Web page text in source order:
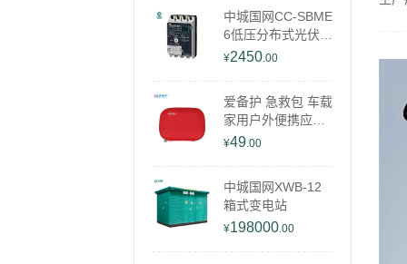
中城国网CC-SBME
6低压分布式光伏开
关
¥2450.00
爱备护 急救包 车载
家用户外便携应急
包YD-L003SW 红
¥49.00
中城国网XWB-12
箱式变电站
¥198000.00